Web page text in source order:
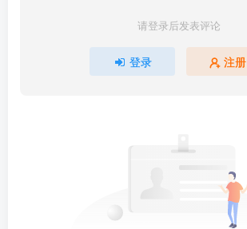
请登录后发表评论
登录 注册